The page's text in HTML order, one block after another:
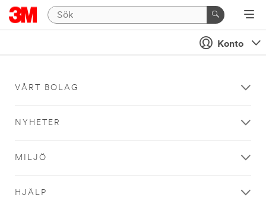
Konto
VÅRT BOLAG
NYHETER
MILJÖ
HJÄLP